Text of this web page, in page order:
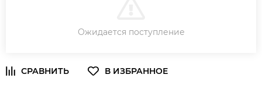
Ожидается поступление